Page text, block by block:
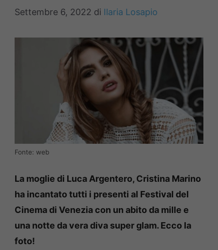
Settembre 6, 2022 di Ilaria Losapio
Fonte: web
La moglie di Luca Argentero, Cristina Marino
ha incantato tutti i presenti al Festival del
Cinema di Venezia con un abito da mille e
una notte da vera diva super glam. Ecco la
foto!